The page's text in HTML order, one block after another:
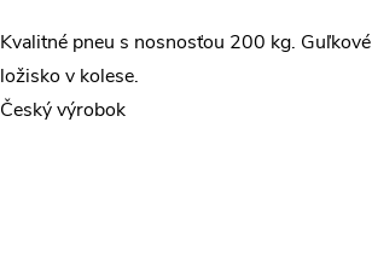
Kvalitné pneu s nosnosťou 200 kg. Guľkové
ložisko v kolese.
Český výrobok